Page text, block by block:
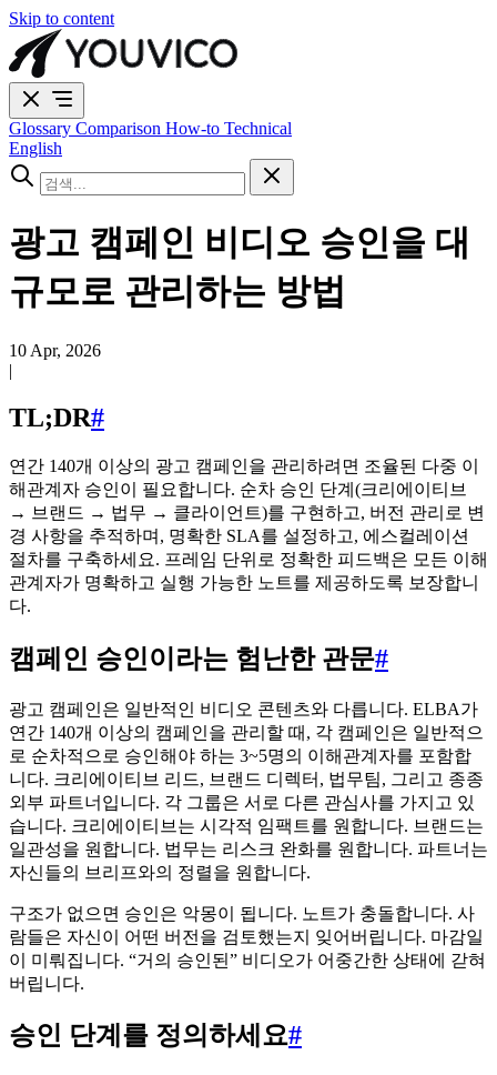
Skip to content
Glossary Comparison How-to Technical
English
광고 캠페인 비디오 승인을 대
규모로 관리하는 방법
10 Apr, 2026
|
TL;DR#
연간 140개 이상의 광고 캠페인을 관리하려면 조율된 다중 이
해관계자 승인이 필요합니다. 순차 승인 단계(크리에이티브
→ 브랜드 → 법무 → 클라이언트)를 구현하고, 버전 관리로 변
경 사항을 추적하며, 명확한 SLA를 설정하고, 에스컬레이션
절차를 구축하세요. 프레임 단위로 정확한 피드백은 모든 이해
관계자가 명확하고 실행 가능한 노트를 제공하도록 보장합니
다.
캠페인 승인이라는 험난한 관문#
광고 캠페인은 일반적인 비디오 콘텐츠와 다릅니다. ELBA가
연간 140개 이상의 캠페인을 관리할 때, 각 캠페인은 일반적으
로 순차적으로 승인해야 하는 3~5명의 이해관계자를 포함합
니다. 크리에이티브 리드, 브랜드 디렉터, 법무팀, 그리고 종종
외부 파트너입니다. 각 그룹은 서로 다른 관심사를 가지고 있
습니다. 크리에이티브는 시각적 임팩트를 원합니다. 브랜드는
일관성을 원합니다. 법무는 리스크 완화를 원합니다. 파트너는
자신들의 브리프와의 정렬을 원합니다.
구조가 없으면 승인은 악몽이 됩니다. 노트가 충돌합니다. 사
람들은 자신이 어떤 버전을 검토했는지 잊어버립니다. 마감일
이 미뤄집니다. “거의 승인된” 비디오가 어중간한 상태에 갇혀
버립니다.
승인 단계를 정의하세요#